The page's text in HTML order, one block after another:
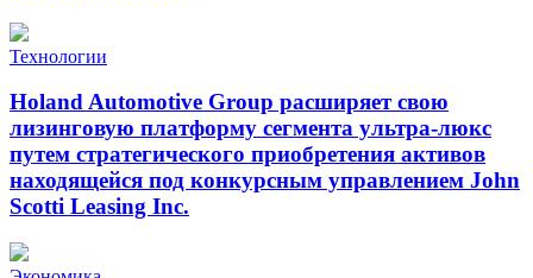
Технологии
Holand Automotive Group расширяет свою
лизинговую платформу сегмента ультра-люкс
путем стратегического приобретения активов
находящейся под конкурсным управлением John
Scotti Leasing Inc.